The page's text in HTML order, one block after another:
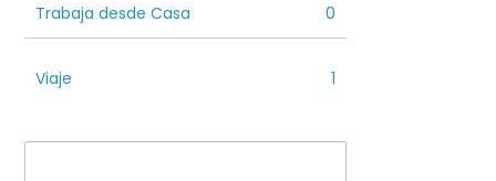
Trabaja desde Casa 0
Viaje 1